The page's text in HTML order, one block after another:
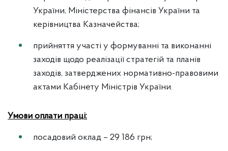
України, Міністерства фінансів України та
керівництва Казначейства;
прийняття участі у формуванні та виконанні
заходів щодо реалізації стратегій та планів
заходів, затверджених нормативно-правовими
актами Кабінету Міністрів України.
Умови оплати праці:
посадовий оклад – 29 186 грн;